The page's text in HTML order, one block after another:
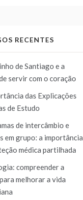
RECENTES
de Santiago e a
servir com o coração
das Explicações
de Estudo
de intercâmbio e
em grupo: a importância
médica partilhada
compreender a
melhorar a vida